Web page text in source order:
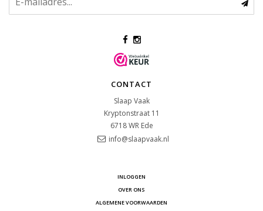
CONTACT
Slaap Vaak
Kryptonstraat 11
6718 WR Ede
info@slaapvaak.nl
INLOGGEN
OVER ONS
ALGEMENE VOORWAARDEN